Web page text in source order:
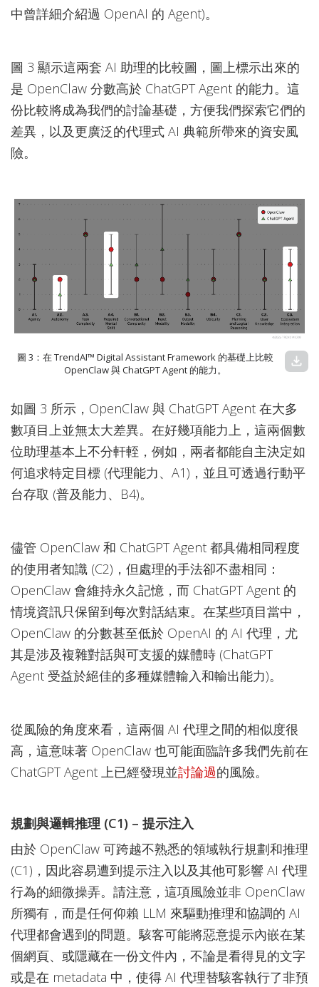
中曾詳細介紹過 OpenAI 的 Agent)。
圖 3 顯示這兩套 AI 助理的比較圖，圖上標示出來的
是 OpenClaw 分數高於 ChatGPT Agent 的能力。這
份比較將成為我們的討論基礎，方便我們探索它們的
差異，以及更廣泛的代理式 AI 典範所帶來的資安風
險。
圖 3：在 TrendAI™ Digital Assistant Framework 的基礎上比較
OpenClaw 與 ChatGPT Agent 的能力。
download
如圖 3 所示，OpenClaw 與 ChatGPT Agent 在大多
數項目上並無太大差異。在好幾項能力上，這兩個數
位助理基本上不分軒輊，例如，兩者都能自主決定如
何追求特定目標 (代理能力、A1)，並且可透過行動平
台存取 (普及能力、B4)。
儘管 OpenClaw 和 ChatGPT Agent 都具備相同程度
的使用者知識 (C2)，但處理的手法卻不盡相同：
OpenClaw 會維持永久記憶，而 ChatGPT Agent 的
情境資訊只保留到每次對話結束。在某些項目當中，
OpenClaw 的分數甚至低於 OpenAI 的 AI 代理，尤
其是涉及複雜對話與可支援的媒體時 (ChatGPT
Agent 受益於絕佳的多種媒體輸入和輸出能力)。
從風險的角度來看，這兩個 AI 代理之間的相似度很
高，這意味著 OpenClaw 也可能面臨許多我們先前在
ChatGPT Agent 上已經發現並討論過的風險。
規劃與邏輯推理 (C1) – 提示注入
由於 OpenClaw 可跨越不熟悉的領域執行規劃和推理
(C1)，因此容易遭到提示注入以及其他可影響 AI 代理
行為的細微操弄。請注意，這項風險並非 OpenClaw
所獨有，而是任何仰賴 LLM 來驅動推理和協調的 AI
代理都會遇到的問題。駭客可能將惡意提示內嵌在某
個網頁、或隱藏在一份文件內，不論是看得見的文字
或是在 metadata 中，使得 AI 代理替駭客執行了非預